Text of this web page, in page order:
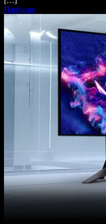
Hardware